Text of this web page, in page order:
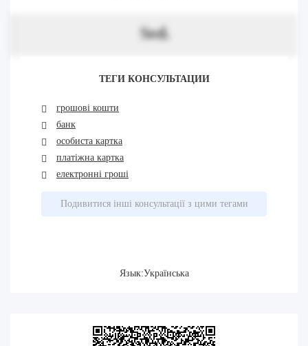
Sed.
ТЕГИ КОНСУЛЬТАЦИИ
грошові кошти
банк
особиста картка
платіжна картка
електронні гроші
Подивитися інші консультації з цими тегами
Язык:Українська